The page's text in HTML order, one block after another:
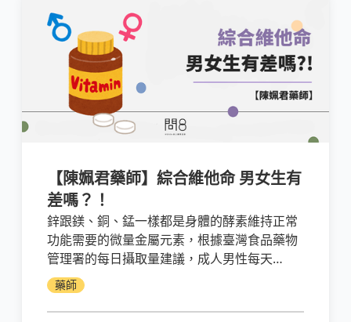
【陳姵君藥師】綜合維他命 男女生有
差嗎？！
鋅跟鎂、銅、錳一樣都是身體的酵素維持正常
功能需要的微量金屬元素，根據臺灣食品藥物
管理署的每日攝取量建議，成人男性每天
15mg，女性12mg，上限則是35mg。
藥師